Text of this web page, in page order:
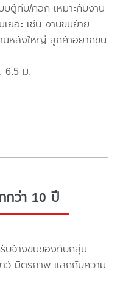
ตู้ทึบ/คอก เหมาะกับงาน
ยอะ เช่น งานขนย้าย
หลังใหญ่ ลูกค้าอยากขน
6.5 ม.
กว่า 10 ปี
บจ้างขนของกับกลุ่ม
ว์ มิตรภาพ แลกกับความ